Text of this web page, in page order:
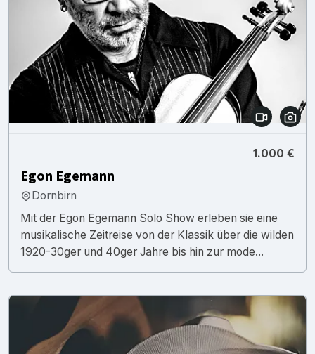
1.000 €
Egon Egemann
Dornbirn
Mit der Egon Egemann Solo Show erleben sie eine
musikalische Zeitreise von der Klassik über die wilden
1920-30ger und 40ger Jahre bis hin zur mode...